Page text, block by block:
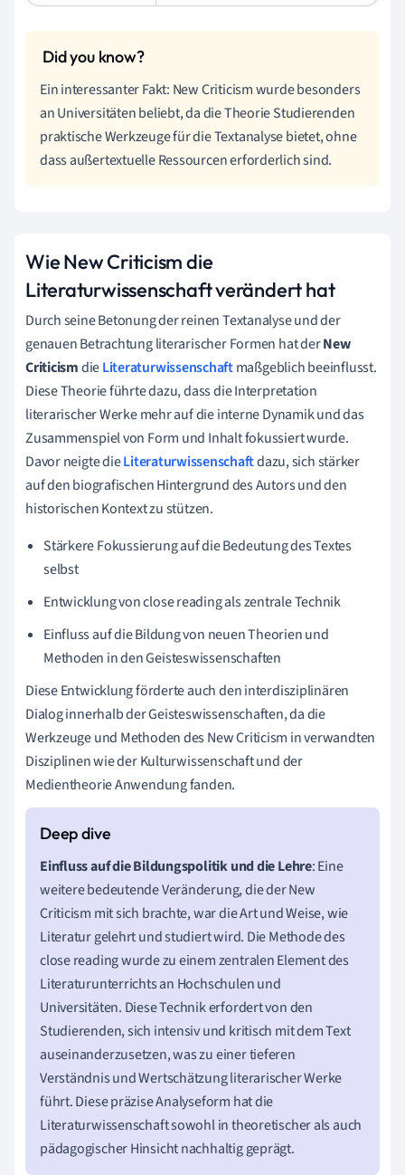
Ein interessanter Fakt: New Criticism wurde besonders
an Universitäten beliebt, da die Theorie Studierenden
praktische Werkzeuge für die Textanalyse bietet, ohne
dass außertextuelle Ressourcen erforderlich sind.
Wie New Criticism die
Literaturwissenschaft verändert hat
Durch seine Betonung der reinen Textanalyse und der
genauen Betrachtung literarischer Formen hat derNew
CriticismdieLiteraturwissenschaftmaßgeblich beeinflusst.
Diese Theorie führte dazu, dass die Interpretation
literarischer Werke mehr auf die interne Dynamik und das
Zusammenspiel von Form und Inhalt fokussiert wurde.
Davor neigte dieLiteraturwissenschaftdazu, sich stärker
auf den biografischen Hintergrund des Autors und den
historischen Kontext zu stützen.
Stärkere Fokussierung auf die Bedeutung des Textes
selbst
Entwicklung von close reading als zentrale Technik
Einfluss auf die Bildung von neuen Theorien und
Methoden in den Geisteswissenschaften
Diese Entwicklung förderte auch den interdisziplinären
Dialog innerhalb der Geisteswissenschaften, da die
Werkzeuge und Methoden des New Criticism in verwandten
Disziplinen wie der Kulturwissenschaft und der
Medientheorie Anwendung fanden.
Einfluss auf die Bildungspolitik und die Lehre: Eine
weitere bedeutende Veränderung, die der New
Criticism mit sich brachte, war die Art und Weise, wie
Literatur gelehrt und studiert wird. Die Methode des
close reading wurde zu einem zentralen Element des
Literaturunterrichts an Hochschulen und
Universitäten. Diese Technik erfordert von den
Studierenden, sich intensiv und kritisch mit dem Text
auseinanderzusetzen, was zu einer tieferen
Verständnis und Wertschätzung literarischer Werke
führt. Diese präzise Analyseform hat die
Literaturwissenschaft sowohl in theoretischer als auch
pädagogischer Hinsicht nachhaltig geprägt.